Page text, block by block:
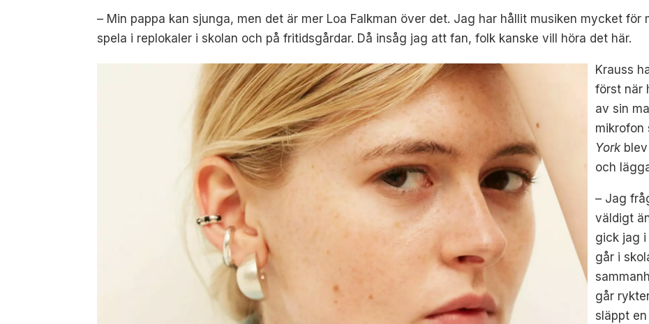
– Min pappa kan sjunga, men det är mer Loa Falkman över det. Jag har hållit musiken mycket för
spela i replokaler i skolan och på fritidsgårdar. Då insåg jag att fan, folk kanske vill höra det här.
Krauss
först när
av sin
mikrofon
Yorkblev
och
– Jag
väldigt
gick jag
går i
går
släppt